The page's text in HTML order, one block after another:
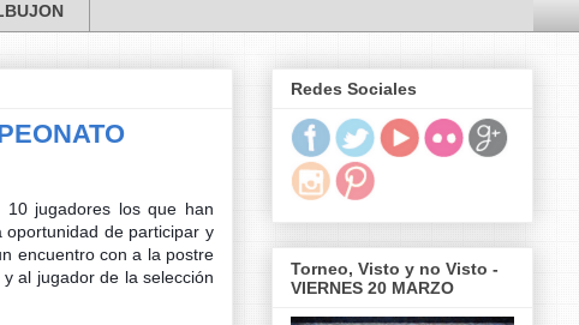
jugadores los que han
de participar y
encuentro con a la postre
y al jugador de la selección
Redes Sociales
Torneo, Visto y no Visto -
VIERNES 20 MARZO